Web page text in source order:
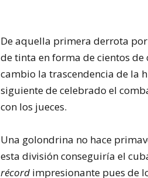
De aquella primera derrota
de tinta en forma de cientos
cambio la trascendencia de la
siguiente de celebrado el
con los jueces.
Una golondrina no hace
esta división conseguiría el
récord impresionante pues de